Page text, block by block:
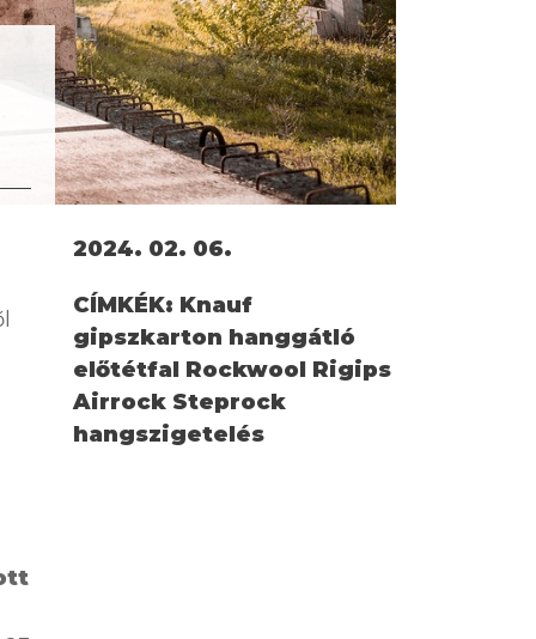
2024. 02. 06.
CÍMKÉK: Knauf
gipszkarton hanggátló
előtétfal Rockwool Rigips
Airrock Steprock
hangszigetelés